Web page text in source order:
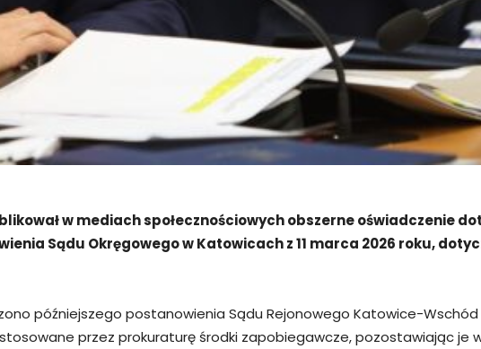
w mediach społecznościowych obszerne oświadczenie
Sądu Okręgowego w Katowicach z 11 marca 2026 roku,
późniejszego postanowienia Sądu Rejonowego Katowice-Wschód
przez prokuraturę środki zapobiegawcze, pozostawiając je